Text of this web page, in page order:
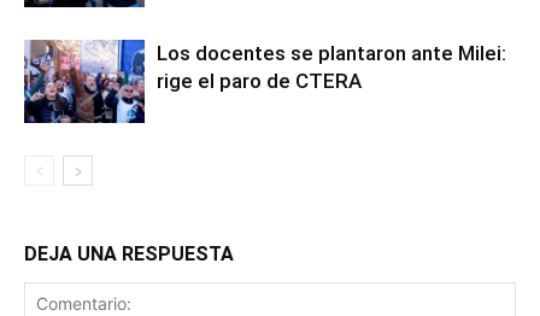
Los docentes se plantaron ante Milei:
rige el paro de CTERA
DEJA UNA RESPUESTA